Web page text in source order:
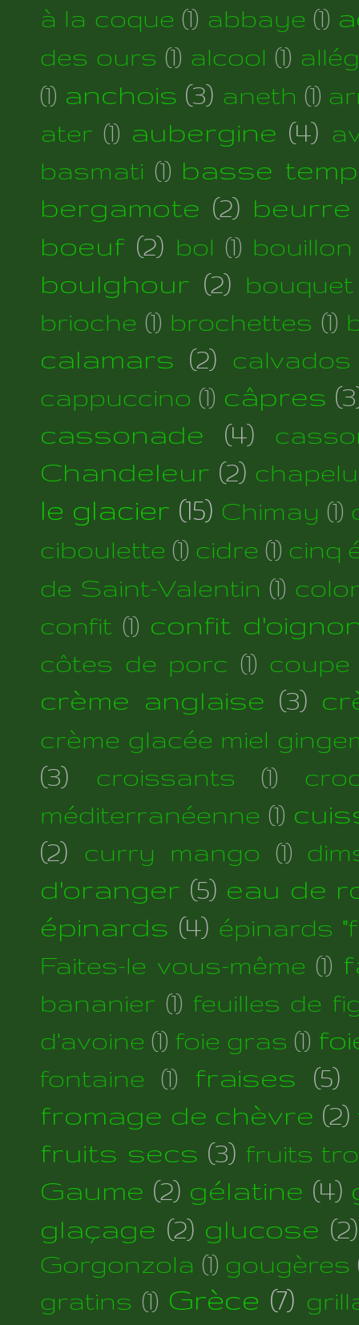
à la coque (1) abbaye (1)
des ours (1) alcool (1)
(1) anchois (3) aneth (1)
ater (1) aubergine (4)
basmati (1) basse
bergamote (2) beurre
boeuf (2) bol (1) bouillon
boulghour (2)
brioche (1) brochettes (1)
calamars (2)
calvados
cappuccino (1) câpres
cassonade
(4)
Chandeleur (2)
le glacier (15) Chimay (1)
ciboulette (1) cidre (1) cinq
de Saint-Valentin (1)
confit (1) confit
côtes de porc (1) coupe
crème anglaise (3)
crème glacée miel
(3) croissants (1)
méditerranéenne (1)
(2)
curry mango (1)
d'oranger (5) eau de
épinards (4) épinards
Faites-le vous-même (1)
bananier (1) feuilles de
d'avoine (1) foie gras (1)
fontaine (1) fraises (5)
fromage de chèvre (2)
fruits secs (3) fruits
Gaume (2) gélatine (4)
glaçage (2) glucose (2)
Gorgonzola (1) gougères
gratins (1) Grèce (7)